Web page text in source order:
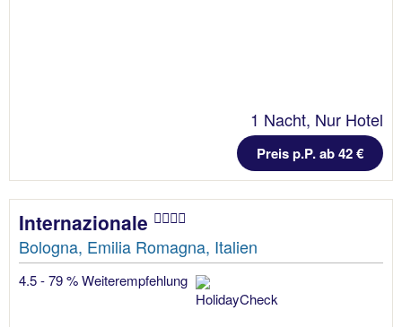
1 Nacht, Nur Hotel
Preis p.P. ab 42 €
Internazionale
Bologna, Emilia Romagna, Italien
4.5 - 79 % Weiterempfehlung